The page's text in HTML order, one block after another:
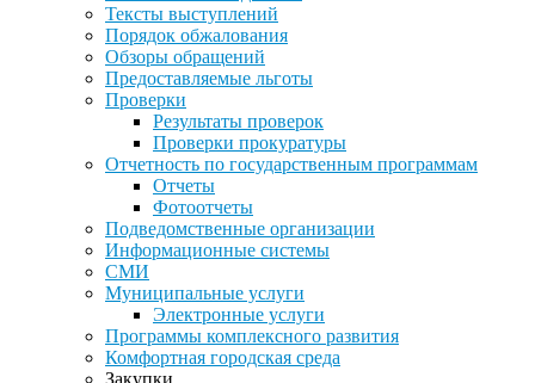
Тексты выступлений
Порядок обжалования
Обзоры обращений
Предоставляемые льготы
Проверки
Результаты проверок
Проверки прокуратуры
Отчетность по государственным программам
Отчеты
Фотоотчеты
Подведомственные организации
Информационные системы
СМИ
Муниципальные услуги
Электронные услуги
Программы комплексного развития
Комфортная городская среда
Закупки